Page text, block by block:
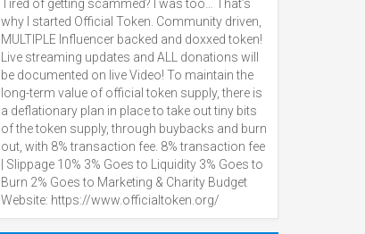
Tired of getting scammed? I was too… That’s
why I started Official Token. Community driven,
MULTIPLE Influencer backed and doxxed token!
Live streaming updates and ALL donations will
be documented on live Video! To maintain the
long-term value of official token supply, there is
a deflationary plan in place to take out tiny bits
of the token supply, through buybacks and burn
out, with 8% transaction fee. 8% transaction fee
| Slippage 10% 3% Goes to Liquidity 3% Goes to
Burn 2% Goes to Marketing & Charity Budget
Website: https://www.officialtoken.org/